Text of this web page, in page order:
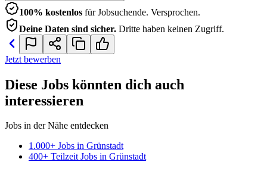
100% kostenlos für Jobsuchende. Versprochen.
Deine Daten sind sicher. Dritte haben keinen Zugriff.
Jetzt bewerben
Diese Jobs könnten dich auch
interessieren
Jobs in der Nähe entdecken
1.000+ Jobs in Grünstadt
400+ Teilzeit Jobs in Grünstadt